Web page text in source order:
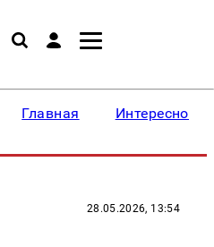
Главная Интересное
28.05.2026, 13:54